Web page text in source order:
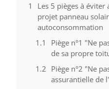
Les 5 pièges à
projet panneau
autoconsommation
Piège n°1 "Ne
de sa propre
Piège n°2 "Ne
assurantielle de